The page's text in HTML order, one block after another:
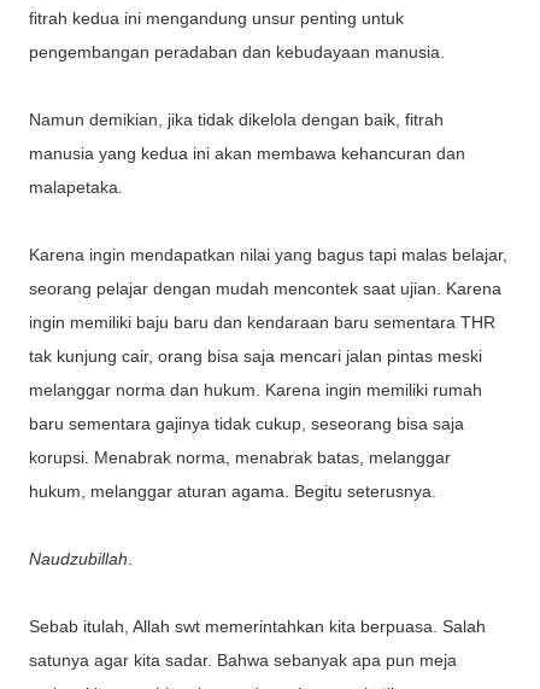
fitrah kedua ini mengandung unsur penting untuk
pengembangan peradaban dan kebudayaan manusia.
Namun demikian, jika tidak dikelola dengan baik, fitrah
manusia yang kedua ini akan membawa kehancuran dan
malapetaka.
Karena ingin mendapatkan nilai yang bagus tapi malas belajar,
seorang pelajar dengan mudah mencontek saat ujian. Karena
ingin memiliki baju baru dan kendaraan baru sementara THR
tak kunjung cair, orang bisa saja mencari jalan pintas meski
melanggar norma dan hukum. Karena ingin memiliki rumah
baru sementara gajinya tidak cukup, seseorang bisa saja
korupsi. Menabrak norma, menabrak batas, melanggar
hukum, melanggar aturan agama. Begitu seterusnya.
Naudzubillah
Sebab itulah, Allah swt memerintahkan kita berpuasa. Salah
satunya agar kita sadar. Bahwa sebanyak apa pun meja